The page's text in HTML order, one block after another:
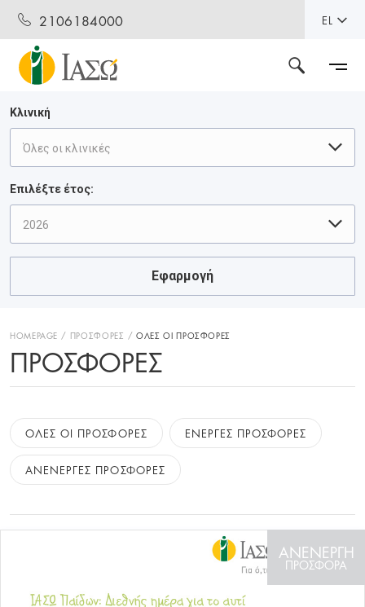
2106184000 EL
Κλινική
Όλες οι κλινικές
Επιλέξτε έτος:
2026
Εφαρμογή
HOMEPAGE ΠΡΟΣΦΟΡΕΣ ΟΛΕΣ ΟΙ ΠΡΟΣΦΟΡΕΣ
ΠΡΟΣΦΟΡΈΣ
ΟΛΕΣ ΟΙ ΠΡΟΣΦΟΡΕΣ ΕΝΕΡΓΕΣ ΠΡΟΣΦΟΡΕΣ
ΑΝΕΝΕΡΓΕΣ ΠΡΟΣΦΟΡΕΣ
ΑΝΕΝΕΡΓΗ
ΠΡΟΣΦΟΡΑ